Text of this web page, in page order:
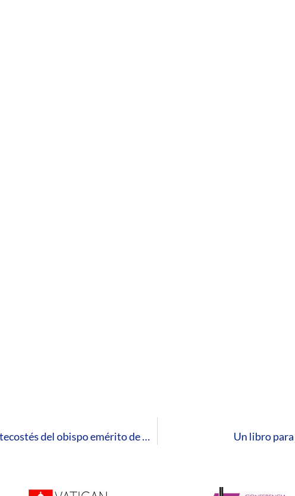
Recogidas en un libro las homilías de Pentecostés del obispo emérito de Huelva, José Vilaplana Un libro